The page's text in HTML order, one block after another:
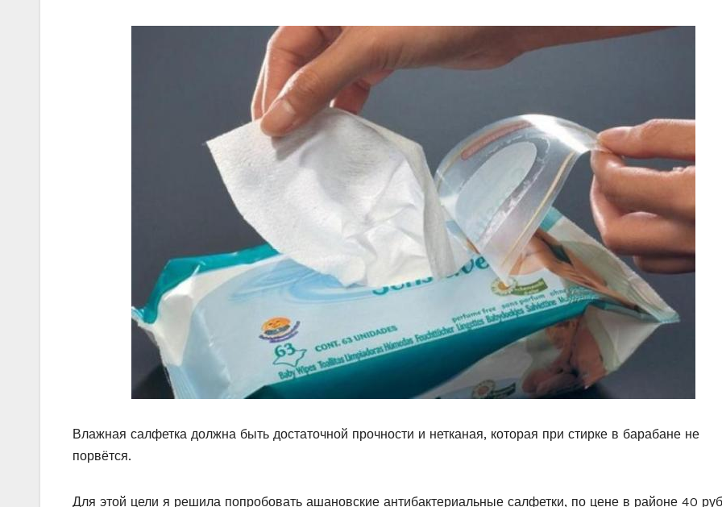
Влажная салфетка должна быть достаточной прочности и нетканая, которая при стирке в барабане не
порвётся.
Для этой цели я решила попробовать ашановские антибактериальные салфетки, по цене в районе 40